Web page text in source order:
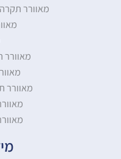
מאוורר
מאוורר